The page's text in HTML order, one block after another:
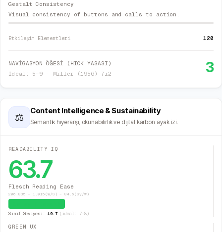
Gestalt Consistency
Visual consistency of buttons and calls to action.
Etkileşim Elementleri 120
NAVİGASYON ÖĞESİ (HICK YASASI)
İdeal: 5–9 · Miller (1956) 7±2
3
⚖
Content Intelligence & Sustainability
Semantik hiyerarşi, okunabilirlik ve dijital karbon ayak izi.
READABILITY IQ
63.7
Flesch Reading Ease
206.835 − 1.015(W/S) − 84.6(Sy/W)
Sınıf Seviyesi: 19.7(ideal: 7–8)
GREEN UX